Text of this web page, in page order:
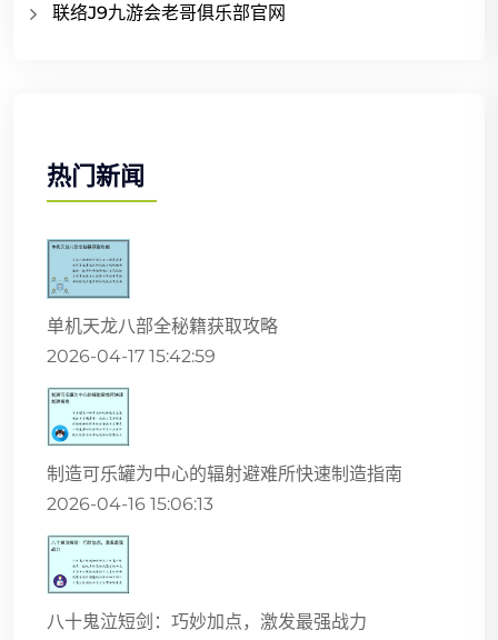
联络J9九游会老哥俱乐部官网
热门新闻
单机天龙八部全秘籍获取攻略
2026-04-17 15:42:59
制造可乐罐为中心的辐射避难所快速制造指南
2026-04-16 15:06:13
八十鬼泣短剑：巧妙加点，激发最强战力